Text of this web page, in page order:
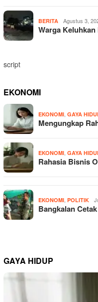
BERITA Agustus 3,
Warga
script
EKONOMI
EKONOMI GAYA
Mengungkap
EKONOMI GAYA
Rahasia Bisnis
EKONOMI POLITIK
Bangkalan
GAYA HIDUP